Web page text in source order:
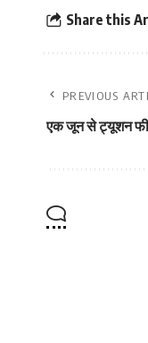
Share this
PREVIOUS
एक जून से ट्यूशन